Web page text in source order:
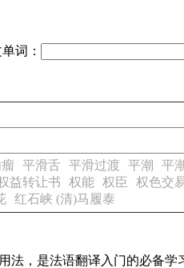
词：
平滑舌 平滑过渡 平潮 平
益转让书 权能 权臣 权色交
红石峡 (清)马履泰
法，是法语翻译入门的必备学